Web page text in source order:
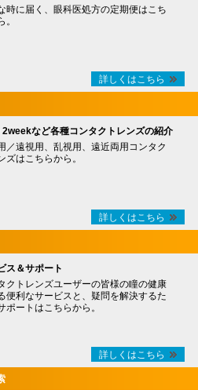
時に届く、眼科医処方の定期便はこち
。
詳しくはこちら
など各種コンタクトレンズの紹介
／遠視用、乱視用、遠近両用コンタク
ズはこちらから。
詳しくはこちら
ス＆サポート
クトレンズユーザーの皆様の瞳の健康
便利なサービスと、疑問を解決するた
ポートはこちらから。
詳しくはこちら